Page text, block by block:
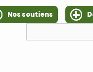
Nos soutiens